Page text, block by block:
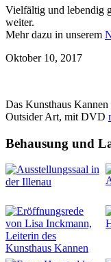
Vielfältig und lebendig
weiter.
Mehr dazu in unserem
Oktober 10, 2017
Das Kunsthaus
Outsider Art, mit DVD
Behausung und